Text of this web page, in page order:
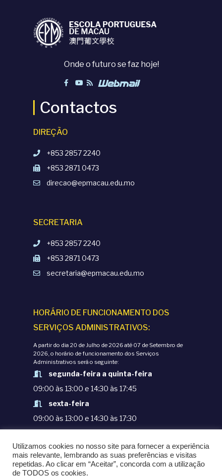
Onde o futuro se faz hoje!
Contactos
DIREÇÃO
+853 2857 2240
+853 2871 0473
direcao@epmacau.edu.mo
SECRETARIA
+853 2857 2240
+853 2871 0473
secretaria@epmacau.edu.mo
HORÁRIO DE FUNCIONAMENTO DOS
SERVIÇOS ADMINISTRATIVOS:
A partir do dia 20 de Julho de 2026 até 07 de Setembro de
2026, o horário de funcionamento dos Serviços
Administrativos será o seguinte:
segunda-feira a quinta-feira
09:00 às 13:00 e 14:30 às 17:45
sexta-feira
09:00 às 13:00 e 14:30 às 17:30
POLÍTICAS DE PRIVACIDADE
© COPYRIGHT 1998-2020. EPM - ESCOLA
PORTUGUESA DE MACAU
Utilizamos cookies no nosso site para fornecer a experiência
mais relevante, lembrando as suas preferências e visitas
repetidas. Ao clicar em “Aceitar”, concorda com a utilização
de TODOS os cookies.